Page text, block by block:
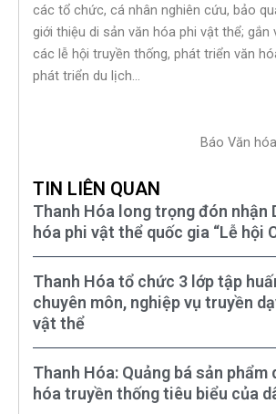
các tổ chức, cá nhân nghiên cứu, bảo
giới thiệu di sản văn hóa phi vật thể; gắn
các lễ hội truyền thống, phát triển văn
phát triển du lịch…
Báo Văn
TIN LIÊN QUAN
Thanh Hóa long trọng đón nhận
hóa phi vật thể quốc gia “Lễ hội
Thanh Hóa tổ chức 3 lớp tập
chuyên môn, nghiệp vụ truyền
vật thể
Thanh Hóa: Quảng bá sản phẩm
hóa truyền thống tiêu biểu của